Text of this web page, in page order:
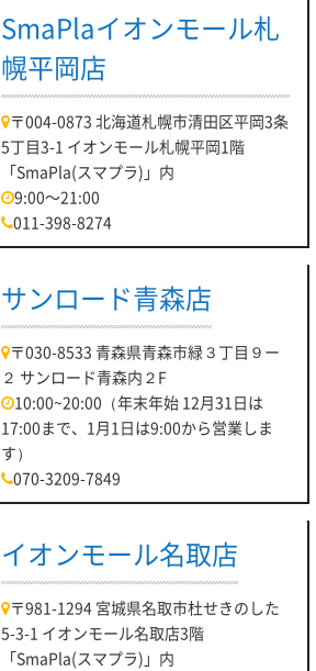
SmaPlaイオンモール札
幌平岡店
〒004-0873 北海道札幌市清田区平岡3条
5丁目3-1 イオンモール札幌平岡1階
「SmaPla(スマプラ)」内
9:00～21:00
011-398-8274
サンロード青森店
〒030-8533 青森県青森市緑３丁目９ー
２ サンロード青森内２F
10:00~20:00（年末年始 12月31日は
17:00まで、1月1日は9:00から営業しま
す）
070-3209-7849
イオンモール名取店
〒981-1294 宮城県名取市杜せきのした
5-3-1 イオンモール名取店3階
「SmaPla(スマプラ)」内